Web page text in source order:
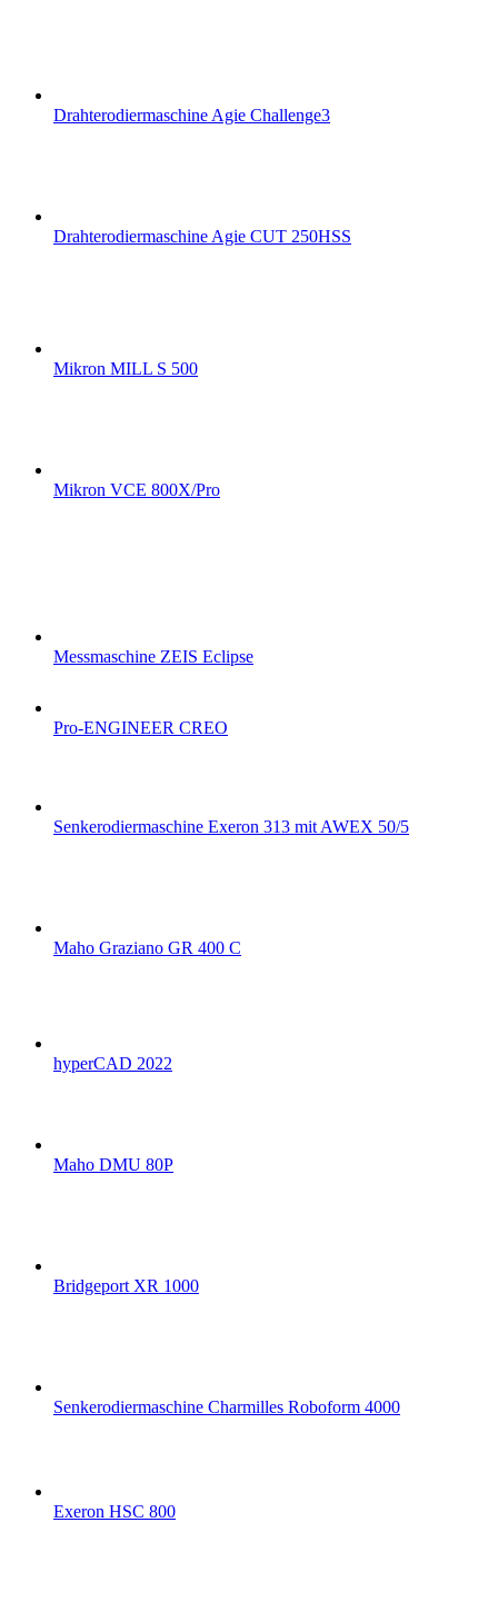
Drahterodiermaschine Agie Challenge3
Drahterodiermaschine Agie CUT 250HSS
Mikron MILL S 500
Mikron VCE 800X/Pro
Messmaschine ZEIS Eclipse
Pro-ENGINEER CREO
Senkerodiermaschine Exeron 313 mit AWEX 50/5
Maho Graziano GR 400 C
hyperCAD 2022
Maho DMU 80P
Bridgeport XR 1000
Senkerodiermaschine Charmilles Roboform 4000
Exeron HSC 800